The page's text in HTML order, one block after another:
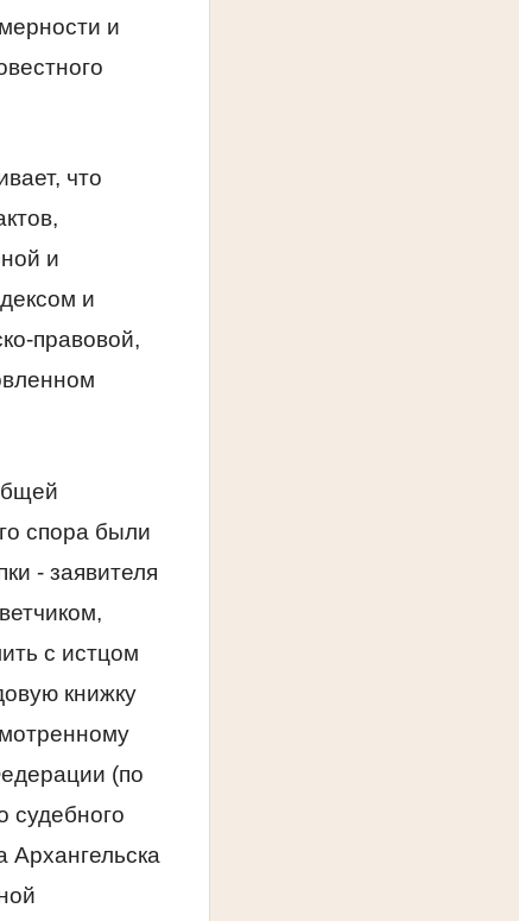
и
что
и
и
правовой,
спора были
- заявителя
с истцом
книжку
(по
судебного